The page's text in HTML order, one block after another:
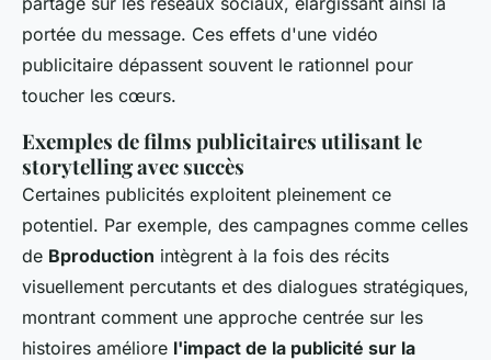
portée du message. Ces effets d'une vidéo
publicitaire dépassent souvent le rationnel pour
toucher les cœurs.
Exemples de films publicitaires utilisant le
storytelling avec succès
Certaines publicités exploitent pleinement ce
potentiel. Par exemple, des campagnes comme celles
de Bproduction intègrent à la fois des récits
visuellement percutants et des dialogues stratégiques,
montrant comment une approche centrée sur les
histoires améliore l'impact de la publicité sur la